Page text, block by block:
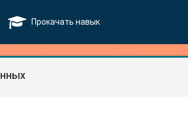
Прокачать навык